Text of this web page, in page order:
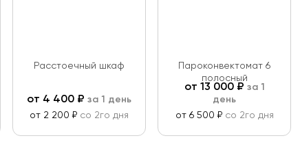
Расстоечный шкаф
от 4 400 ₽ за 1 день
от 2 200 ₽ со 2го дня
Пароконвектомат 6
полосный
от 13 000₽ за 1
день
от 6 500 ₽ со 2го дня